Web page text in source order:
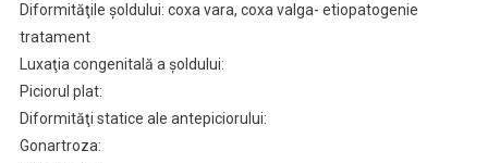
Diformităţile şoldului: coxa vara, coxa valga- etiopatogenie
tratament
Luxaţia congenitală a şoldului:
Piciorul plat:
Diformităţi statice ale antepiciorului:
Gonartroza: